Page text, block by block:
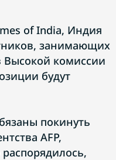
of India, Индия
занимающих
Высокой комиссии
будут
покинуть
AFP,